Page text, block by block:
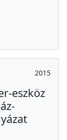
2015
eszköz